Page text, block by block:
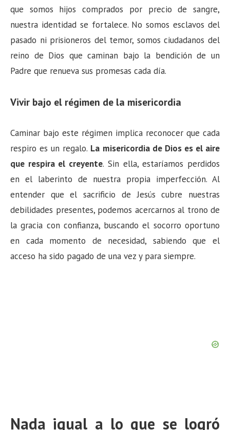
que somos hijos comprados por precio de sangre,
nuestra identidad se fortalece. No somos esclavos del
pasado ni prisioneros del temor, somos ciudadanos del
reino de Dios que caminan bajo la bendición de un
Padre que renueva sus promesas cada día.
Vivir bajo el régimen de la misericordia
Caminar bajo este régimen implica reconocer que cada
respiro es un regalo. La misericordia de Dios es el aire
que respira el creyente. Sin ella, estaríamos perdidos
en el laberinto de nuestra propia imperfección. Al
entender que el sacrificio de Jesús cubre nuestras
debilidades presentes, podemos acercarnos al trono de
la gracia con confianza, buscando el socorro oportuno
en cada momento de necesidad, sabiendo que el
acceso ha sido pagado de una vez y para siempre.
Nada igual a lo que se logró